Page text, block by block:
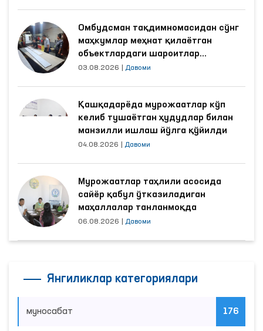
Омбудсман тақдимномасидан сўнг
маҳкумлар меҳнат қилаётган
объектлардаги шароитлар
яхшиланди
03.08.2026 Давоми
Қашқадарёда мурожаатлар кўп
келиб тушаётган ҳудудлар билан
манзилли ишлаш йўлга қўйилди
04.08.2026 Давоми
Мурожаатлар таҳлили асосида
сайёр қабул ўтказиладиган
маҳаллалар танланмоқда
06.08.2026 Давоми
Янгиликлар категориялари
муносабат 176